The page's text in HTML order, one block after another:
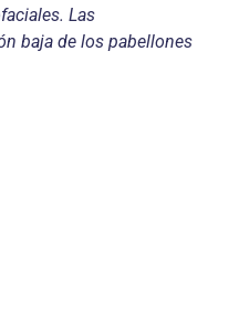
Las
baja de los pabellones